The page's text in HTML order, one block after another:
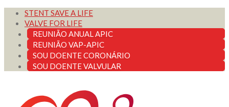
STENT SAVE A LIFE
VALVE FOR LIFE
REUNIÃO ANUAL APIC
REUNIÃO VAP-APIC
SOU DOENTE CORONÁRIO
SOU DOENTE VALVULAR